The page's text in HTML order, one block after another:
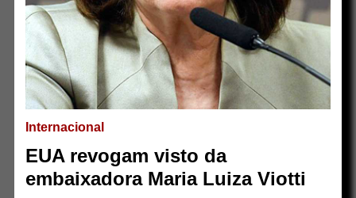
Internacional
EUA revogam visto da
embaixadora Maria Luiza Viotti